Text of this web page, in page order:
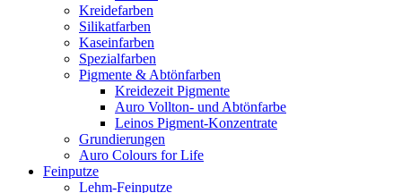
Kreidefarben
Silikatfarben
Kaseinfarben
Spezialfarben
Pigmente & Abtönfarben
Kreidezeit Pigmente
Auro Vollton- und Abtönfarbe
Leinos Pigment-Konzentrate
Grundierungen
Auro Colours for Life
Feinputze
Lehm-Feinputze